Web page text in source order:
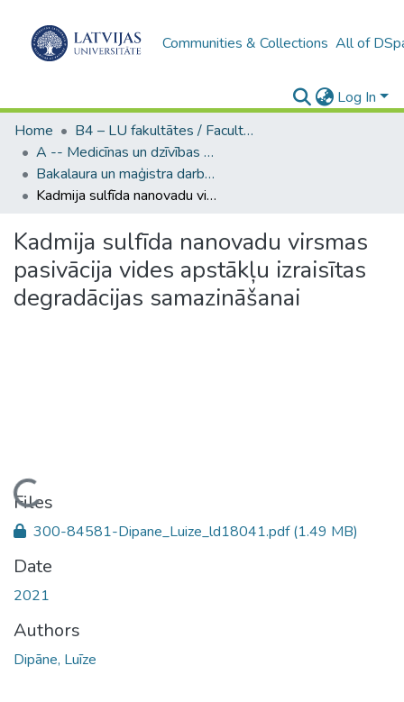
Communities & Collections All of
Log In
Home
B4 – LU fakultātes / Faculties of the UL
A -- Medicīnas un dzīvības zinātņu fakultāte / Faculty of Medicine and Life Sciences
Bakalaura un maģistra darbi (MDZF) / Bachelor's and Master's theses
Kadmija sulfīda nanovadu virsmas pasivācija vides apstākļu izraisītas degradācijas samazināšanai
Kadmija sulfīda nanovadu virsmas
pasivācija vides apstākļu izraisītas
degradācijas samazināšanai
Loading...
Files
300-84581-Dipane_Luize_ld18041.pdf(1.49 MB)
Date
2021
Authors
Dipāne, Luīze